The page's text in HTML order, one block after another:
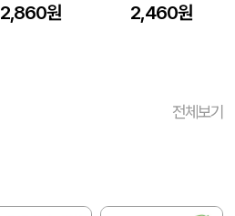
2,860원 2,460원
전체보기